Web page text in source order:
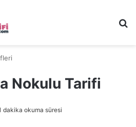
Nokulu Tarifi
dakika okuma süresi